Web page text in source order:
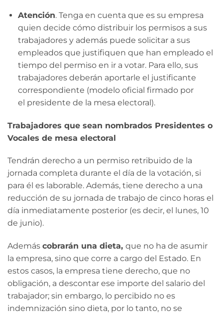
Atención. Tenga en cuenta que es su empresa
quien decide cómo distribuir los permisos a sus
trabajadores y además puede solicitar a sus
empleados que justifiquen que han empleado el
tiempo del permiso en ir a votar. Para ello, sus
trabajadores deberán aportarle el justificante
correspondiente (modelo oficial firmado por
el presidente de la mesa electoral).
Trabajadores que sean nombrados Presidentes o
Vocales de mesa electoral
Tendrán derecho a un permiso retribuido de la
jornada completa durante el día de la votación, si
para él es laborable. Además, tiene derecho a una
reducción de su jornada de trabajo de cinco horas el
día inmediatamente posterior (es decir, el lunes, 10
de junio).
Además cobrarán una dieta, que no ha de asumir
la empresa, sino que corre a cargo del Estado. En
estos casos, la empresa tiene derecho, que no
obligación, a descontar ese importe del salario del
trabajador; sin embargo, lo percibido no es
indemnización sino dieta, por lo tanto, no se